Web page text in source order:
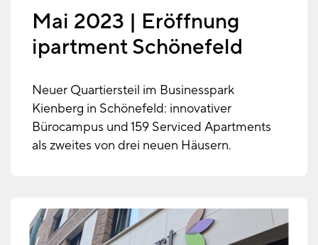
Mai 2023 | Eröffnung
ipartment Schönefeld
Neuer Quartiersteil im Businesspark
Kienberg in Schönefeld: innovativer
Bürocampus und 159 Serviced Apartments
als zweites von drei neuen Häusern.